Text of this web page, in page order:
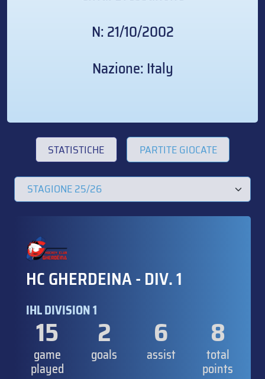
N: 21/10/2002
Nazione: Italy
STATISTICHE PARTITE GIOCATE
HC GHERDEINA - DIV. 1
IHL DIVISION 1
15
game
played
2
goals
6
assist
8
total
points